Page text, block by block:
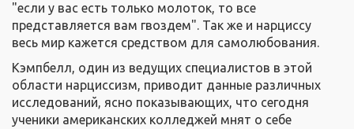
"если у вас есть только молоток, то все
представляется вам гвоздем". Так же и нарциссу
весь мир кажется средством для самолюбования.
Кэмпбелл, один из ведущих специалистов в этой
области нарциссизм, приводит данные различных
исследований, ясно показывающих, что сегодня
ученики американских колледжей мнят о себе